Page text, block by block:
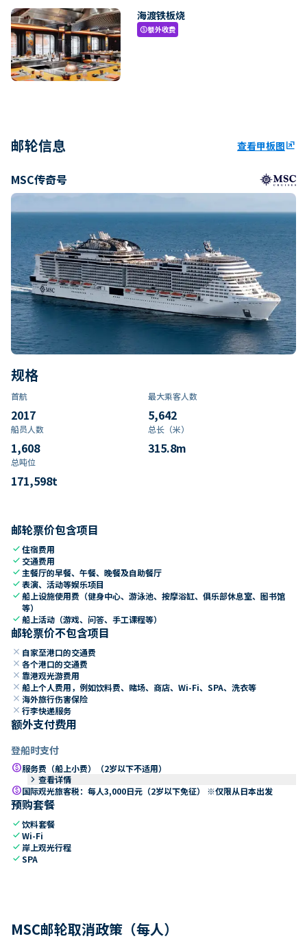
海渡铁板烧
paid额外收费
邮轮信息 查看甲板图ungroup
MSC传奇号
规格
首航
2017
最大乘客人数
5,642
船员人数
1,608
总长（米）
315.8m
总吨位
171,598t
邮轮票价包含项目
check住宿费用
check 交通费用
check 主餐厅的早餐、午餐、晚餐及自助餐厅
check表演、活动等娱乐项目
check船上设施使用费（健身中心、游泳池、按摩浴缸、俱乐部休息室、图书馆
等）
check船上活动（游戏、问答、手工课程等）
邮轮票价不包含项目
close 自家至港口的交通费
close 各个港口的交通费
close 靠港观光游费用
close 船上个人费用，例如饮料费、赌场、商店、Wi-Fi、SPA、洗衣等
close 海外旅行伤害保险
close 行李快递服务
额外支付费用
登船时支付
paid服务费（船上小费）（2岁以下不适用）
keyboard_arrow_right 查看详情
paid国际观光旅客税：每人3,000日元（2岁以下免征） ※仅限从日本出发
预购套餐
check饮料套餐
checkWi-Fi
check 岸上观光行程
checkSPA
MSC邮轮取消政策（每人）